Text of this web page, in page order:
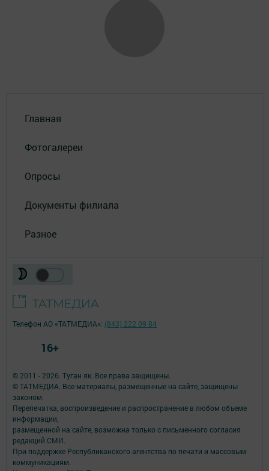
Главная
Фотогалереи
Опросы
Документы филиала
Разное
© 2011 - 2026. Туган як. Все права защищены.
© ТАТМЕДИА. Все материалы, размещенные на сайте, защищены
законом.
Перепечатка, воспроизведение и распространение в любом объеме
информации,
размещенной на сайте, возможна только с письменного согласия
редакций СМИ.
При поддержке Республиканского агентства по печати и массовым
коммуникациям.
Телефон АО «ТАТМЕДИА»: (843) 222 09 84
16+